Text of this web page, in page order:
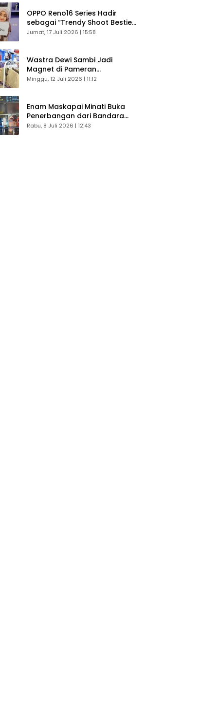
Tipikor
OPPO Reno16 Series Hadir
sebagai “Trendy Shoot Bestie”,
Bikin Konten Kreator Makin
Jumat, 17 Juli 2026 | 15:58
Wastra Dewi Sambi Jadi
Magnet di Pameran
Dekranasda, Banyak Diminati
Minggu, 12 Juli 2026 | 11:12
Enam Maskapai Minati Buka
Penerbangan dari Bandara
Husein Sastranegara
Rabu, 8 Juli 2026 | 12:43